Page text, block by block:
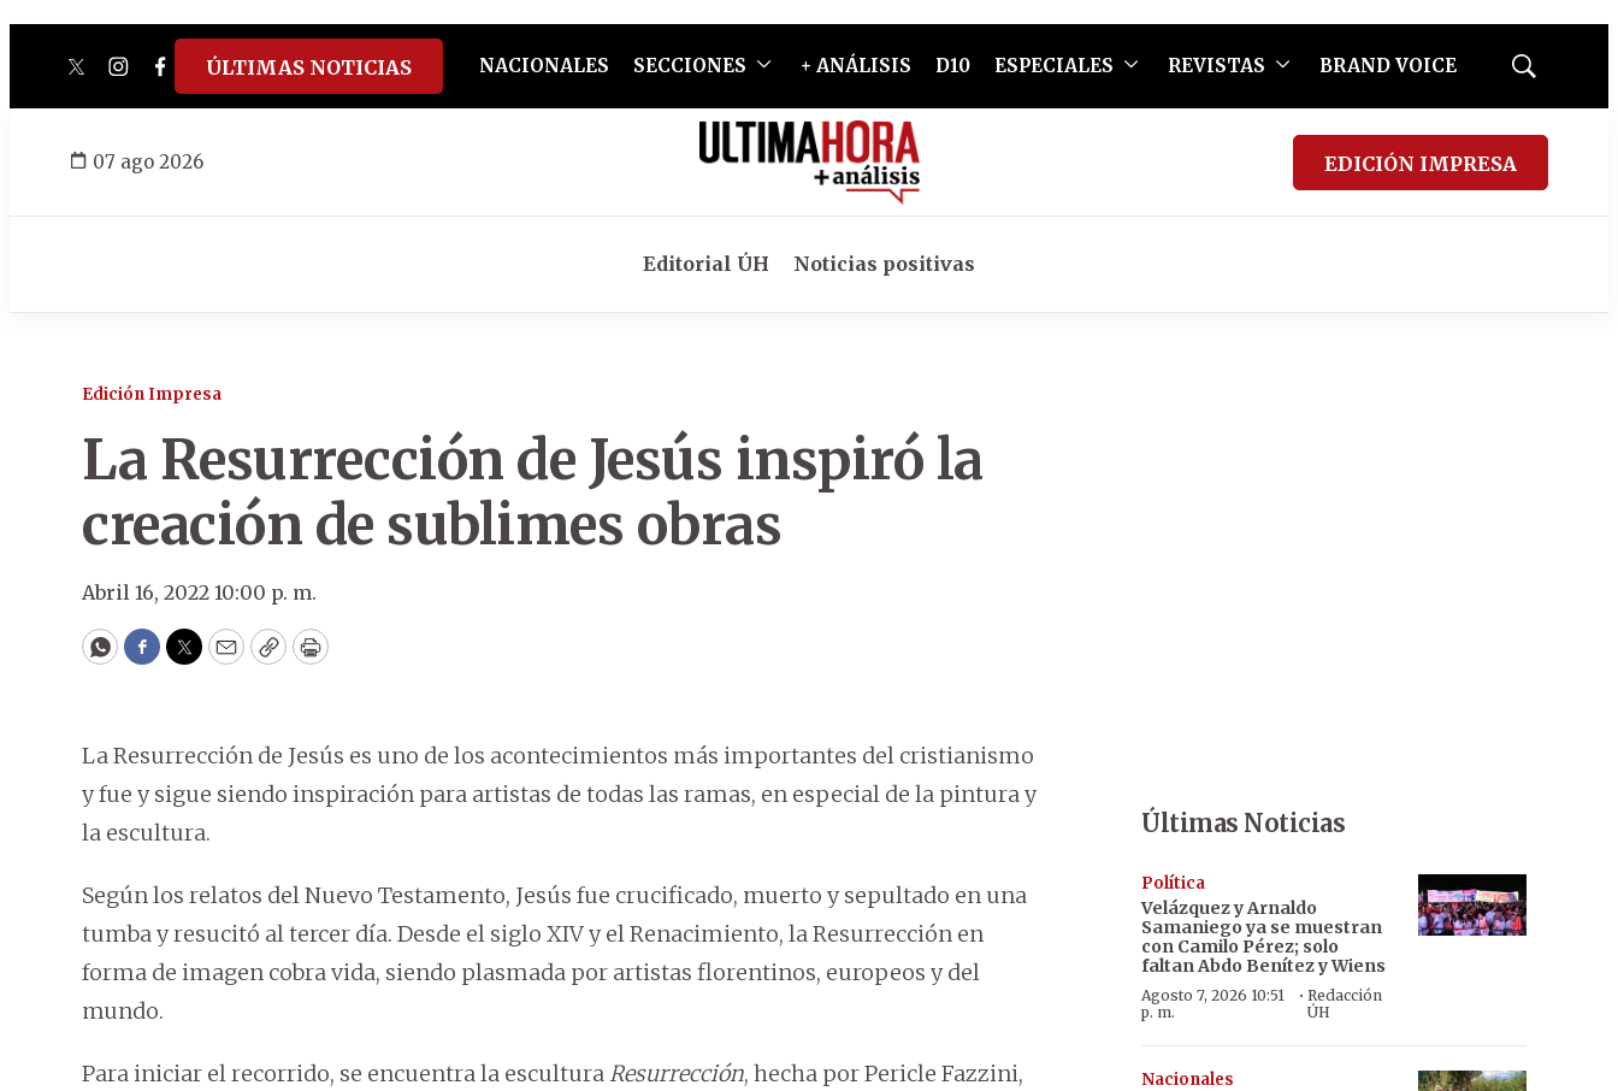
twitterinstagram
facebook
tiktokyoutube
spotify
ÚLTIMAS NOTICIAS NACIONALES SECCIONES + ANÁLISIS D10 ESPECIALES REVISTAS BRAND VOICE
Mostrar
07 ago 2026 EDICIÓN IMPRESA
Editorial ÚH Noticias positivas
Edición Impresa
La Resurrección de Jesús inspiró la
creación de sublimes obras
Abril 16, 2022 10:00 p. m.
WhatsApp
Facebook
Twitter
EmailCopyPrint
La Resurrección de Jesús es uno de los acontecimientos más importantes del cristianismo
y fue y sigue siendo inspiración para artistas de todas las ramas, en especial de la pintura y
la escultura.
Según los relatos del Nuevo Testamento, Jesús fue crucificado, muerto y sepultado en una
tumba y resucitó al tercer día. Desde el siglo XIV y el Renacimiento, la Resurrección en
forma de imagen cobra vida, siendo plasmada por artistas florentinos, europeos y del
mundo.
Para iniciar el recorrido, se encuentra la esculturaResurrección, hecha por Pericle Fazzini,
Últimas Noticias
Política
Velázquez y Arnaldo
Samaniego ya se muestran
con Camilo Pérez; solo
faltan Abdo Benítez y Wiens
Agosto 7, 2026 10:51
p. m.
·Redacción
ÚH
Nacionales